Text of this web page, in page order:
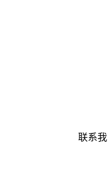
联系我